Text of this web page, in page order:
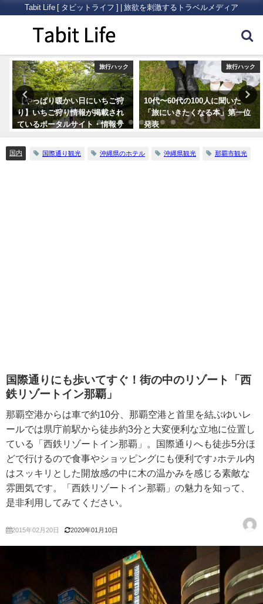
Tabit Life [ タビットライフ ] | 旅欲を刺激するトラベルメディア
旅行ハック
【やっぱり暖かい日にいちご狩
り】いちご狩り情報が掲載され
ているポータルサイト・情報サ
イトまとめ5つ
旅行ハック
10代〜60代の100人に聞いた
「旅にいきたくなる本」第一位
発表
国内 国際通り観光 沖縄県のホテル 沖縄県観光 那覇市観光
国際通りにも歩いてすぐ！街の中のリゾート「西
鉄リゾートイン那覇」
那覇空港からは車で約10分、那覇空港と首里を結ぶゆいレ
ールでは県庁前駅から徒歩約3分と大変便利な立地に位置し
ている「西鉄リゾートイン那覇」。国際通りへも徒歩5分ほ
どで行けるので食事やショッピングにも便利です♪ホテル内
はスッキリとした開放感の中に木の温かみを感じる素敵な
雰囲気です。「西鉄リゾートイン那覇」の魅力を知って、
是非利用してみてください。
2015年02月20日 2020年01月10日